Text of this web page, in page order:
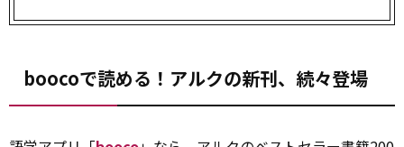
boocoで読める！アルクの新刊、続々登場